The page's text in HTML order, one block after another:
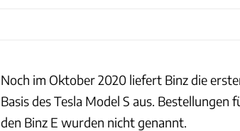
Noch im Oktober 2020 liefert Binz die
Basis des Tesla Model S aus.
den Binz E wurden nicht genannt.